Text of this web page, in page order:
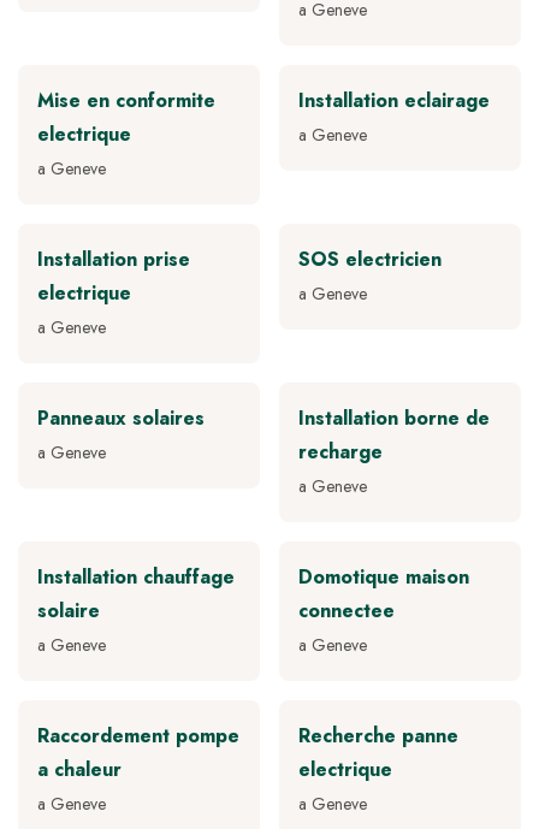
a Geneve
Mise en conformite
electrique
a Geneve
Installation eclairage
a Geneve
Installation prise
electrique
a Geneve
SOS electricien
a Geneve
Panneaux solaires
a Geneve
Installation borne de
recharge
a Geneve
Installation chauffage
solaire
a Geneve
Domotique maison
connectee
a Geneve
Raccordement pompe
a chaleur
a Geneve
Recherche panne
electrique
a Geneve